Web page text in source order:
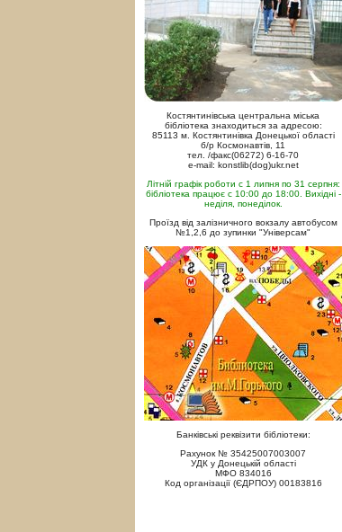
Костянтинівська центральна міська
бібліотека знаходиться за адресою:
85113 м. Костянтинівка Донецької області
б/р Космонавтів, 11
тел. /факс(06272) 6-16-70
e-mail: konstlib(dog)ukr.net
Літній графік роботи с 1 липня по 31 серпня:
бібліотека працює с 10:00 до 18:00. Вихідні -
неділя, понеділок.
Проїзд від залізничного вокзалу автобусом
№1,2,6 до зупинки "Універсам"
Банківські реквізити бібліотеки:
Рахунок № 35425007003007
УДК у Донецькій області
МФО 834016
Код організації (ЄДРПОУ) 00183816